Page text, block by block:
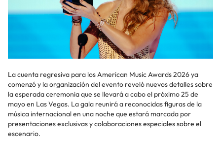
La cuenta regresiva para los American Music Awards 2026 ya
comenzó y la organización del evento reveló nuevos detalles sobre
la esperada ceremonia que se llevará a cabo el próximo 25 de
mayo en Las Vegas. La gala reunirá a reconocidas figuras de la
música internacional en una noche que estará marcada por
presentaciones exclusivas y colaboraciones especiales sobre el
escenario.